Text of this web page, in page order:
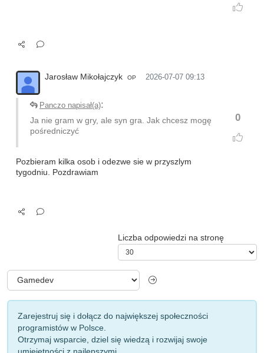
Jarosław Mikołajczyk OP 2026-07-07 09:13
0
Panczo napisał(a):
Ja nie gram w gry, ale syn gra. Jak chcesz mogę
pośredniczyć
Pozbieram kilka osob i odezwe sie w przyszlym
tygodniu. Pozdrawiam
Liczba odpowiedzi na stronę
Zarejestruj się i dołącz do największej społeczności
programistów w Polsce.
Otrzymaj wsparcie, dziel się wiedzą i rozwijaj swoje